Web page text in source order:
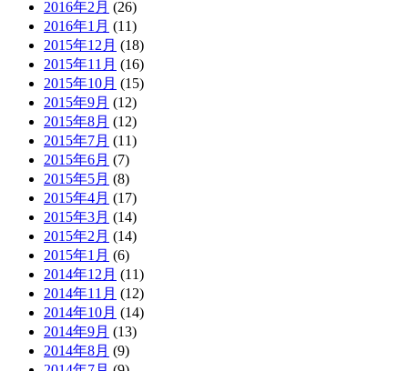
2016年2月 (26)
2016年1月 (11)
2015年12月 (18)
2015年11月 (16)
2015年10月 (15)
2015年9月 (12)
2015年8月 (12)
2015年7月 (11)
2015年6月 (7)
2015年5月 (8)
2015年4月 (17)
2015年3月 (14)
2015年2月 (14)
2015年1月 (6)
2014年12月 (11)
2014年11月 (12)
2014年10月 (14)
2014年9月 (13)
2014年8月 (9)